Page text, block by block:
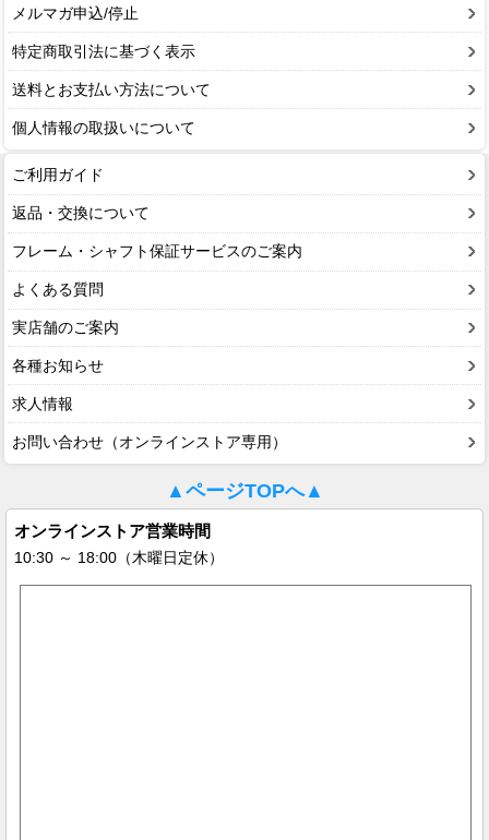
メルマガ申込/停止
特定商取引法に基づく表示
送料とお支払い方法について
個人情報の取扱いについて
ご利用ガイド
返品・交換について
フレーム・シャフト保証サービスのご案内
よくある質問
実店舗のご案内
各種お知らせ
求人情報
お問い合わせ（オンラインストア専用）
▲ページTOPへ▲
オンラインストア営業時間
10:30 ～ 18:00（木曜日定休）